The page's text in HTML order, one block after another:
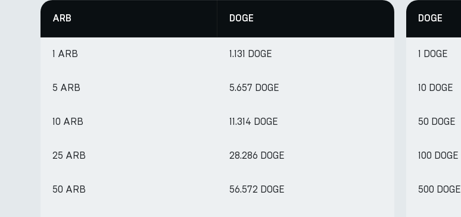
ARB DOGE
1 ARB 1.131 DOGE
5 ARB 5.657 DOGE
10 ARB 11.314 DOGE
25 ARB 28.286 DOGE
50 ARB 56.572 DOGE
DOGE
1 DOGE
10 DOGE
50 DOGE
100 DOGE
500 DOGE